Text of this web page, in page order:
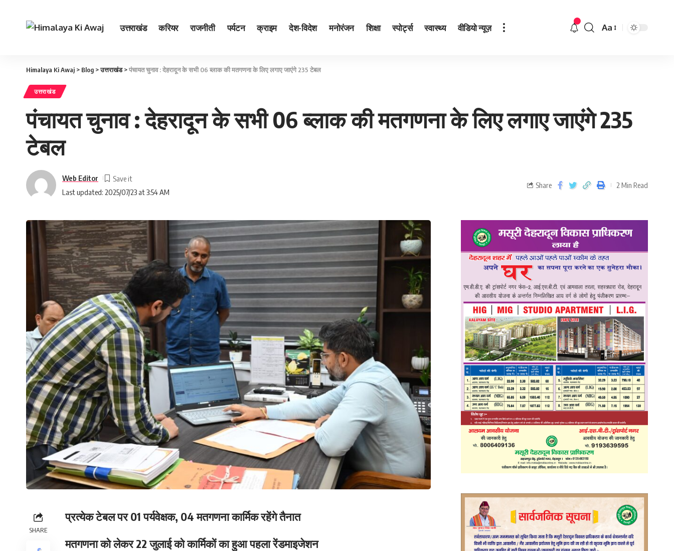
उत्तराखंड करियर राजनीती पर्यटन क्राइम देश-विदेश मनोरंजन शिक्षा स्पोर्ट्स स्वास्थ्य वीडियो न्यूज़ Aa
Himalaya Ki Awaj > Blog >उत्तराखंड>पंचायत चुनाव : देहरादून के सभी 06 ब्लाक की मतगणना के लिए लगाए जाएंगे 235 टेबल
उत्तराखंड
पंचायत चुनाव : देहरादून के सभी 06 ब्लाक की मतगणना के लिए लगाए जाएंगे 235
टेबल
Last updated: 2025/07/23 at 3:54 AM
Web Editor
Share 2 Min Read
SHARE
प्रत्येक टेबल पर 01 पर्यवेक्षक, 04 मतगणना कार्मिक रहेंगे तैनात
मतगणना को लेकर 22 जुलाई को कार्मिकों का हुआ पहला रेंडमाइजेशन